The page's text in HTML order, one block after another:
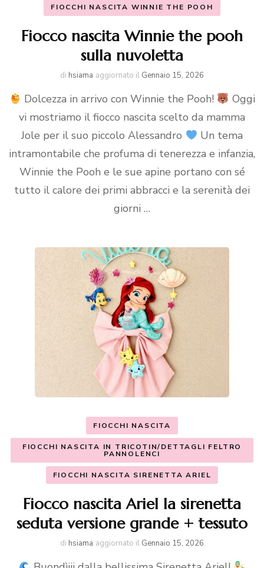
FIOCCHI NASCITA WINNIE THE POOH
Fiocco nascita Winnie the pooh
sulla nuvoletta
di hsiama aggiornato il Gennaio 15, 2026
Dolcezza in arrivo con Winnie the Pooh!
Oggi
vi mostriamo il fiocco nascita scelto da mamma
Jole per il suo piccolo Alessandro
Un tema
intramontabile che profuma di tenerezza e infanzia,
Winnie the Pooh e le sue apine portano con sé
tutto il calore dei primi abbracci e la serenità dei
giorni …
FIOCCHI NASCITA
FIOCCHI NASCITA IN TRICOTIN/DETTAGLI FELTRO
PANNOLENCI
FIOCCHI NASCITA SIRENETTA ARIEL
Fiocco nascita Ariel la sirenetta
seduta versione grande + tessuto
di hsiama aggiornato il Gennaio 15, 2026